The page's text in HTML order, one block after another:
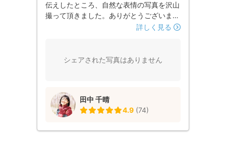
伝えしたところ、自然な表情の写真を沢山
撮って頂きました。ありがとうございまし
詳しく見る
シェアされた写真はありません
田中 千晴
4.9 (74)